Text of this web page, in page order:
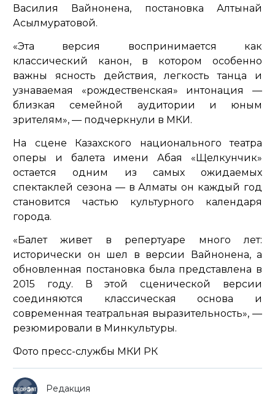
Василия Вайнонена, постановка Алтынай
Асылмуратовой.
«Эта версия воспринимается как
классический канон, в котором особенно
важны ясность действия, легкость танца и
узнаваемая «рождественская» интонация —
близкая семейной аудитории и юным
зрителям», — подчеркнули в МКИ.
На сцене Казахского национального театра
оперы и балета имени Абая «Щелкунчик»
остается одним из самых ожидаемых
спектаклей сезона — в Алматы он каждый год
становится частью культурного календаря
города.
«Балет живет в репертуаре много лет:
исторически он шел в версии Вайнонена, а
обновленная постановка была представлена в
2015 году. В этой сценической версии
соединяются классическая основа и
современная театральная выразительность», —
резюмировали в Минкультуры.
Фото пресс-службы МКИ РК
Редакция